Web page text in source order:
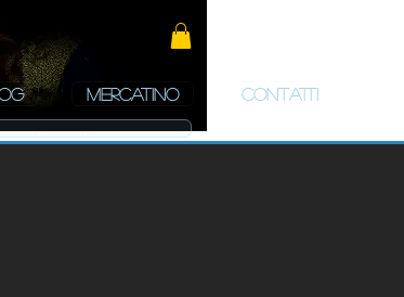
MERCATINO CONTATTI